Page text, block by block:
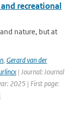
recreational
nature, but at
, Gerard van der
| Journal: Journal
2025 | First page: